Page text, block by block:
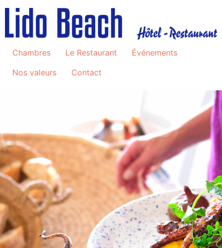
Chambres Le Restaurant
Événements
Nos valeurs
Contact